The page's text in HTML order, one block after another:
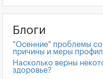
Блоги
"Осенние" проблемы
причины и меры
Насколько верны
здоровье?